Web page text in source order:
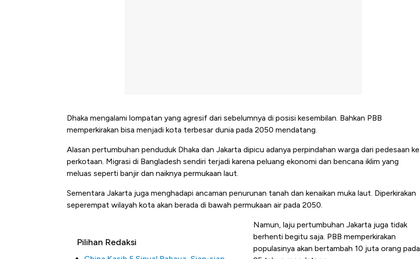
Dhaka mengalami lompatan yang agresif dari sebelumnya di posisi kesembilan. Bahkan PBB
memperkirakan bisa menjadi kota terbesar dunia pada 2050 mendatang.
Alasan pertumbuhan penduduk Dhaka dan Jakarta dipicu adanya perpindahan warga dari pedesaan ke
perkotaan. Migrasi di Bangladesh sendiri terjadi karena peluang ekonomi dan bencana iklim yang
meluas seperti banjir dan naiknya permukaan laut.
Sementara Jakarta juga menghadapi ancaman penurunan tanah dan kenaikan muka laut. Diperkirakan
seperempat wilayah kota akan berada di bawah permukaan air pada 2050.
Pilihan Redaksi
Namun, laju pertumbuhan Jakarta juga tidak
berhenti begitu saja. PBB memperkirakan
populasinya akan bertambah 10 juta orang pada